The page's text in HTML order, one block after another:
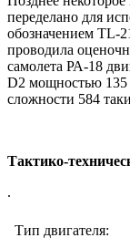
переделано для
обозначением
проводила
самолета РА-18
D2 мощностью 135
сложности 584
Тактико-
.
Тип двигателя: